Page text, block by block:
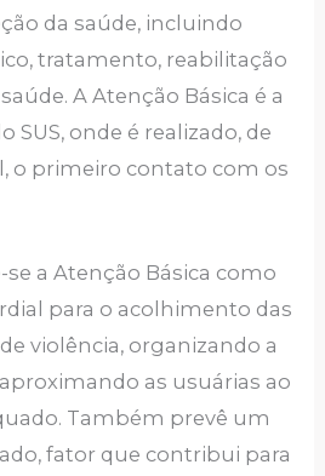
da saúde, incluindo
tratamento, reabilitação
A Atenção Básica é a
SUS, onde é realizado, de
o primeiro contato com os
a Atenção Básica como
para o acolhimento das
violência, organizando a
as usuárias ao
Também prevê um
fator que contribui para